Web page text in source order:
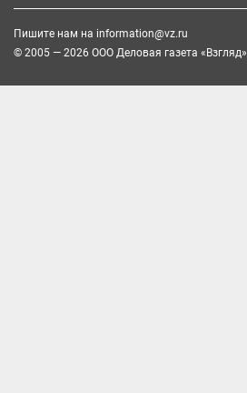
Пишите нам на information@vz.ru
© 2005 — 2026 ООО Деловая газета «Взгляд»